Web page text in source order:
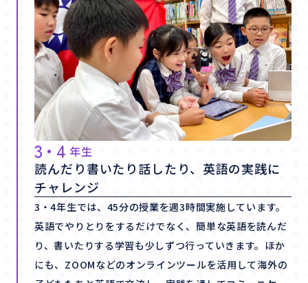
3・4 年生
読んだり書いたり話したり、英語の実践に
チャレンジ
3・4年生では、45分の授業を週3時間実施しています。
英語でやりとりをするだけでなく、簡単な英語を読んだ
り、書いたりする学習も少しずつ行っていきます。ほか
にも、ZOOMなどのオンラインツールを活用して海外の